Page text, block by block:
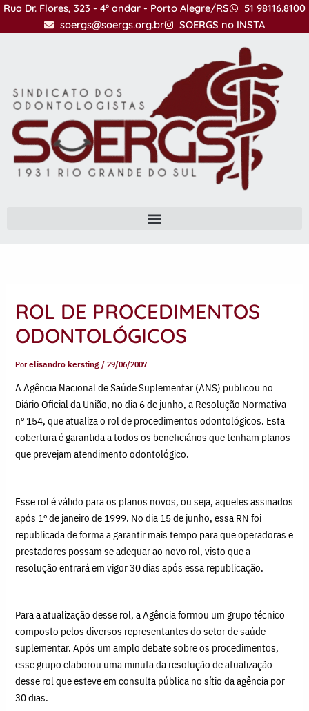
IrRua Dr. Flores, 323 - 4º andar - Porto Alegre/RS
51 98116.8100
soergs@soergs.org.br
SOERGS no INSTA
ROL DE PROCEDIMENTOS
ODONTOLÓGICOS
Porelisandro kersting /29/06/2007
A Agência Nacional de Saúde Suplementar (ANS) publicou no
Diário Oficial da União, no dia 6 de junho, a Resolução Normativa
nº 154, que atualiza o rol de procedimentos odontológicos. Esta
cobertura é garantida a todos os beneficiários que tenham planos
que prevejam atendimento odontológico.
Esse rol é válido para os planos novos, ou seja, aqueles assinados
após 1º de janeiro de 1999. No dia 15 de junho, essa RN foi
republicada de forma a garantir mais tempo para que operadoras e
prestadores possam se adequar ao novo rol, visto que a
resolução entrará em vigor 30 dias após essa republicação.
Para a atualização desse rol, a Agência formou um grupo técnico
composto pelos diversos representantes do setor de saúde
suplementar. Após um amplo debate sobre os procedimentos,
esse grupo elaborou uma minuta da resolução de atualização
desse rol que esteve em consulta pública no sítio da agência por
30 dias.